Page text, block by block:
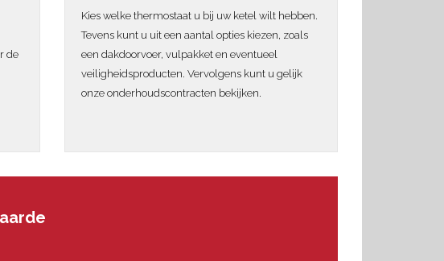
de
Kies welke thermostaat u bij uw ketel wilt hebben.
Tevens kunt u uit een aantal opties kiezen, zoals
een dakdoorvoer, vulpakket en eventueel
veiligheidsproducten. Vervolgens kunt u gelijk
onze onderhoudscontracten bekijken.